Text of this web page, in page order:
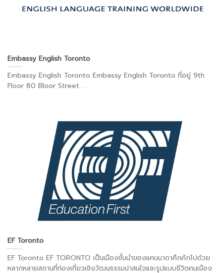
Embassy English Toronto
Embassy English Toronto Embassy English Toronto ที่อยู่ 9th
Floor 80 Bloor Street . . .
EF Toronto
EF Toronto EF TORONTO เป็นเมืองชั้นนำของแคนนาดาคึกคักไปด้วย
หลากหลายสถานที่ท่องเที่ยวเชิงวัฒนธรรมน่าสนใจและรูปแบบชีวิตคนเมือง